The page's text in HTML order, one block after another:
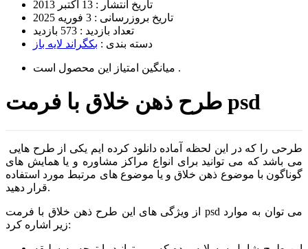
تاریخ انتشار : 13 اکتبر 2013
تاریخ بروزرسانی : 3 فوریه 2025
تعداد بازدید : 573 بازدید
دسته بندی : بکگراند لایه باز
میانگین امتیاز این محصول است .
طرح ذهن خلاق با فرمت psd
می باشد که می توانید برای انواع مراکز مشاوره و یا همایش های
گوناگون با موضوع ذهن خلاق و یا موضوع های مرتبط مورد استفاده
قرار دهید.
از ویژگی های این طرح ذهن خلاق با فرمت psd می توان به موارد
زیر اشاره کرد: